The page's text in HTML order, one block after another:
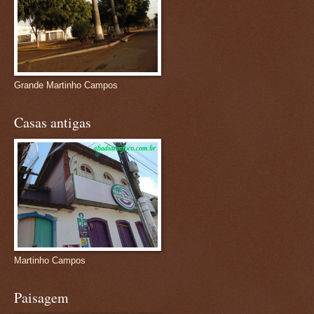
Grande Martinho Campos
Casas antigas
Martinho Campos
Paisagem